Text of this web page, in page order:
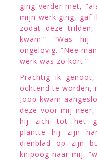
ging verder met,
mijn werk ging, gaf
zodat deze
kwam.” “Was
ongelovig. “Nee
werk was zo kort.”
Prachtig ik
ochtend te worden,
Joop kwam
deze voor mij neer,
hij zich tot het
plantte hij zijn
dienblad op zijn
knipoog naar mij,